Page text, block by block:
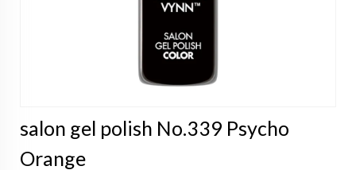
salon gel polish No.339 Psycho
Orange